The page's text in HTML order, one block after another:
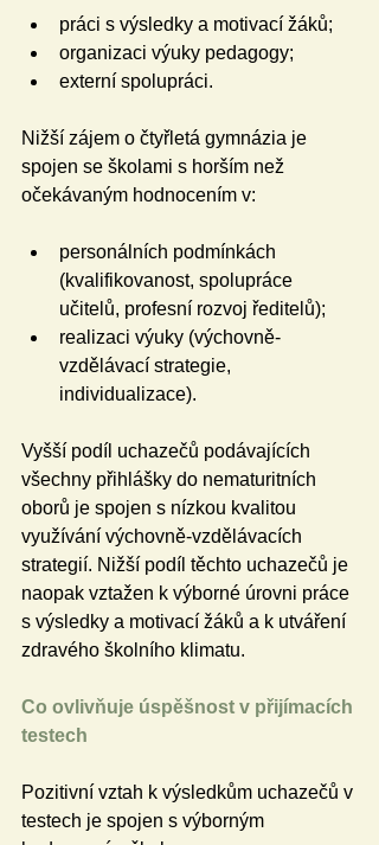
práci s výsledky a motivací žáků;
organizaci výuky pedagogy;
externí spolupráci.
Nižší zájem o čtyřletá gymnázia je
spojen se školami s horším než
očekávaným hodnocením v:
personálních podmínkách
(kvalifikovanost, spolupráce
učitelů, profesní rozvoj ředitelů);
realizaci výuky (výchovně-
vzdělávací strategie,
individualizace).
Vyšší podíl uchazečů podávajících
všechny přihlášky do nematuritních
oborů je spojen s nízkou kvalitou
využívání výchovně-vzdělávacích
strategií. Nižší podíl těchto uchazečů je
naopak vztažen k výborné úrovni práce
s výsledky a motivací žáků a k utváření
zdravého školního klimatu.
Co ovlivňuje úspěšnost v přijímacích
testech
Pozitivní vztah k výsledkům uchazečů v
testech je spojen s výborným